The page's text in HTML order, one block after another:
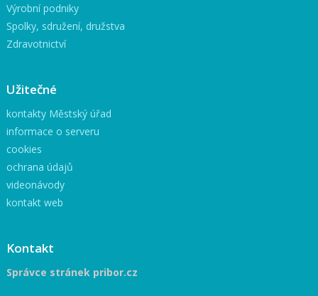
Výrobní podniky
Spolky, sdružení, družstva
Zdravotnictví
Užitečné
kontakty Městský úřad
informace o serveru
cookies
ochrana údajů
videonávody
kontakt web
Kontakt
Správce stránek pribor.cz